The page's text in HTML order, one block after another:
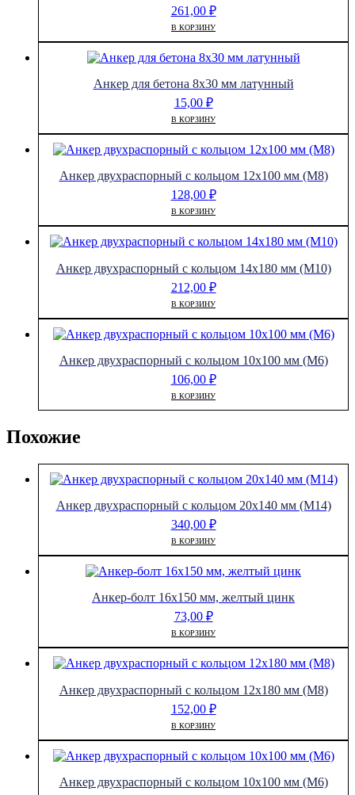
261,00 ₽
В КОРЗИНУ
Анкер для бетона 8х30 мм латунный
15,00 ₽
В КОРЗИНУ
Анкер двухраспорный с кольцом 12х100 мм (М8)
128,00 ₽
В КОРЗИНУ
Анкер двухраспорный с кольцом 14х180 мм (М10)
212,00 ₽
В КОРЗИНУ
Анкер двухраспорный с кольцом 10х100 мм (М6)
106,00 ₽
В КОРЗИНУ
Похожие
Анкер двухраспорный с кольцом 20х140 мм (М14)
340,00 ₽
В КОРЗИНУ
Анкер-болт 16х150 мм, желтый цинк
73,00 ₽
В КОРЗИНУ
Анкер двухраспорный с кольцом 12х180 мм (М8)
152,00 ₽
В КОРЗИНУ
Анкер двухраспорный с кольцом 10х100 мм (М6)